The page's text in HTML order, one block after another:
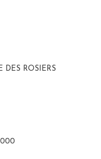
DES ROSIERS